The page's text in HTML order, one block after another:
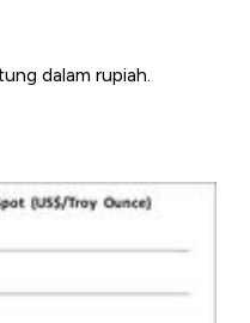
dalam rupiah.